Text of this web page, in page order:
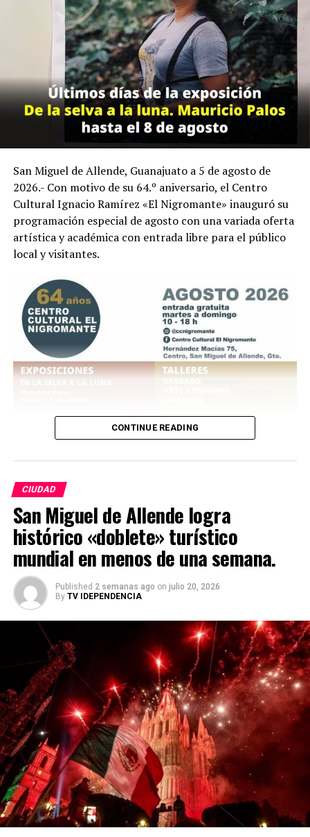
San Miguel de Allende, Guanajuato a 5 de agosto de
2026.- Con motivo de su 64.º aniversario, el Centro
Cultural Ignacio Ramírez «El Nigromante» inauguró su
programación especial de agosto con una variada oferta
artística y académica con entrada libre para el público
local y visitantes.
En su primera semana de celebraciones, el recinto
albergará conciertos de música clásica, diálogos sobre
fotografía documental y presentaciones de literatura
gráfica con la participación directa de creadores e
investigadores.
Viernes 7 de agosto
CONTINUE READING
CIUDAD
San Miguel de Allende logra
histórico «doblete» turístico
mundial en menos de una semana.
Published 2 semanas ago on julio 20, 2026
By TV IDEPENDENCIA